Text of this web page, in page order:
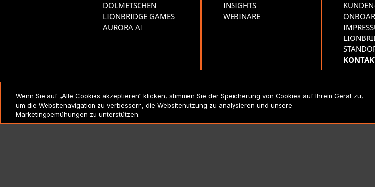
DOLMETSCHEN
LIONBRIDGE GAMES
AURORA AI
INSIGHTS
WEBINARE
RECHTSVERMERKE UND
RICHTLINIEN
Copyright 2026 Lionbridge Technologies,
Wenn Sie auf „Alle Cookies akzeptieren“ klicken, stimmen Sie der Speicherung von Cookies auf Ihrem Gerät zu,
um die Websitenavigation zu verbessern, die Websitenutzung zu analysieren und unsere
Marketingbemühungen zu unterstützen.